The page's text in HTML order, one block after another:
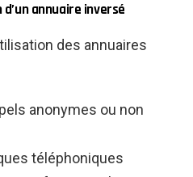
annuaire inversé
des annuaires
anonymes ou non
téléphoniques